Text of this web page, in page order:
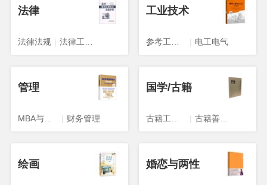
法律
法律法规 | 法律工具书
工业技术
参考工具书 | 电工电气
管理
MBA与工商管理 | 财务管理
国学/古籍
古籍工具书 | 古籍善本影印本
绘画 婚恋与两性